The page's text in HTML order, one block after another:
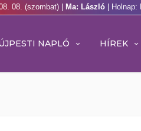
08. (szombat) | Ma: László |
NAPLÓ HÍREK